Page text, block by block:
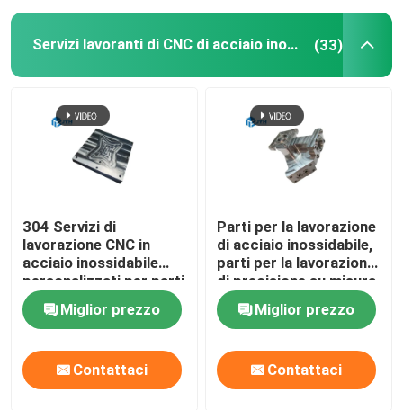
Servizi lavoranti di CNC di acciaio inossidabile (33)
304 Servizi di
lavorazione CNC in
acciaio inossidabile
personalizzati per parti
di auto
Miglior prezzo
Contattaci
Parti per la lavorazione
di acciaio inossidabile,
parti per la lavorazione
di precisione su misura
Miglior prezzo
Contattaci